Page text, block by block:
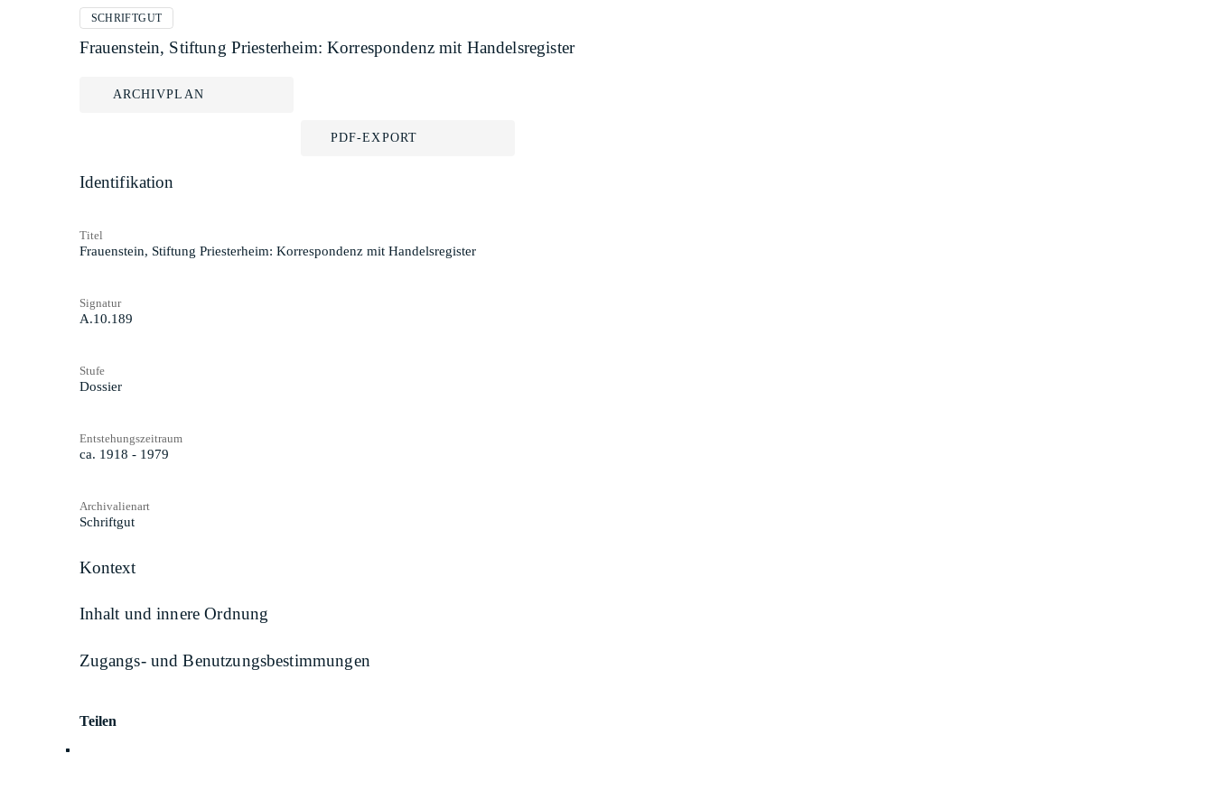
SCHRIFTGUT
Frauenstein, Stiftung Priesterheim: Korrespondenz mit Handelsregister
ARCHIVPLAN
PDF-EXPORT
Identifikation
Titel
Frauenstein, Stiftung Priesterheim: Korrespondenz mit Handelsregister
Signatur
A.10.189
Stufe
Dossier
Entstehungszeitraum
ca. 1918 - 1979
Archivalienart
Schriftgut
Kontext
Inhalt und innere Ordnung
Zugangs- und Benutzungsbestimmungen
Teilen